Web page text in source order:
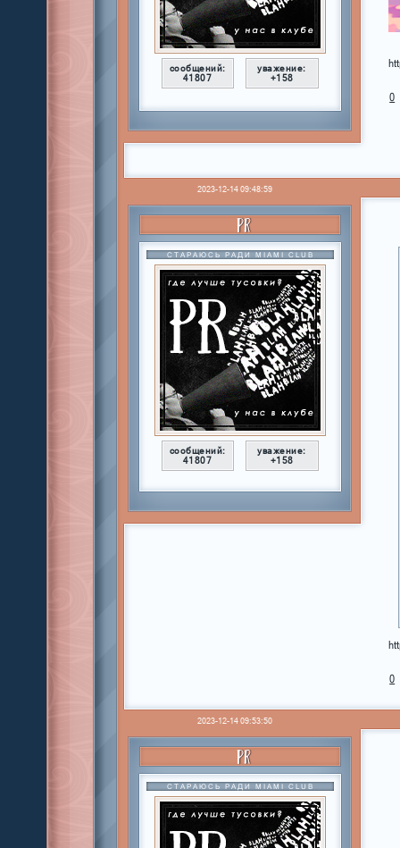
сообщений:
41807
уважение:
+158
0
2023-12-14 09:48:59
PR
СТАРАЮСЬ РАДИ MIAMI CLUB
сообщений:
41807
уважение:
+158
0
2023-12-14 09:53:50
PR
СТАРАЮСЬ РАДИ MIAMI CLUB